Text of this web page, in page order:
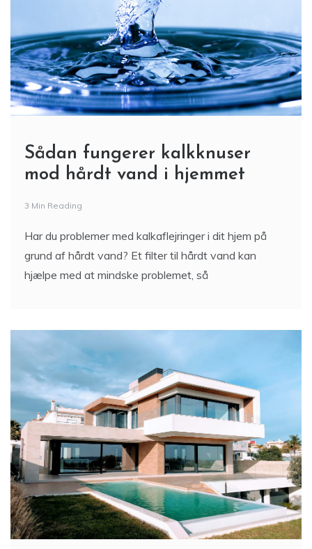
Sådan fungerer kalkknuser
mod hårdt vand i hjemmet
3 Min Reading
Har du problemer med kalkaflejringer i dit hjem på
grund af hårdt vand? Et filter til hårdt vand kan
hjælpe med at mindske problemet, så